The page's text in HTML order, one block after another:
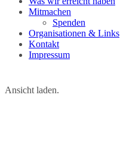
Mitmachen
Spenden
Organisationen & Links
Kontakt
Impressum
Ansicht laden.